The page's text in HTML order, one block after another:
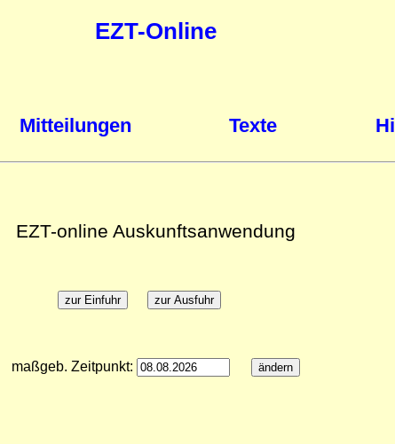
EZT-Online
Mitteilungen Texte
EZT-online Auskunftsanwendung
maßgeb. Zeitpunkt: